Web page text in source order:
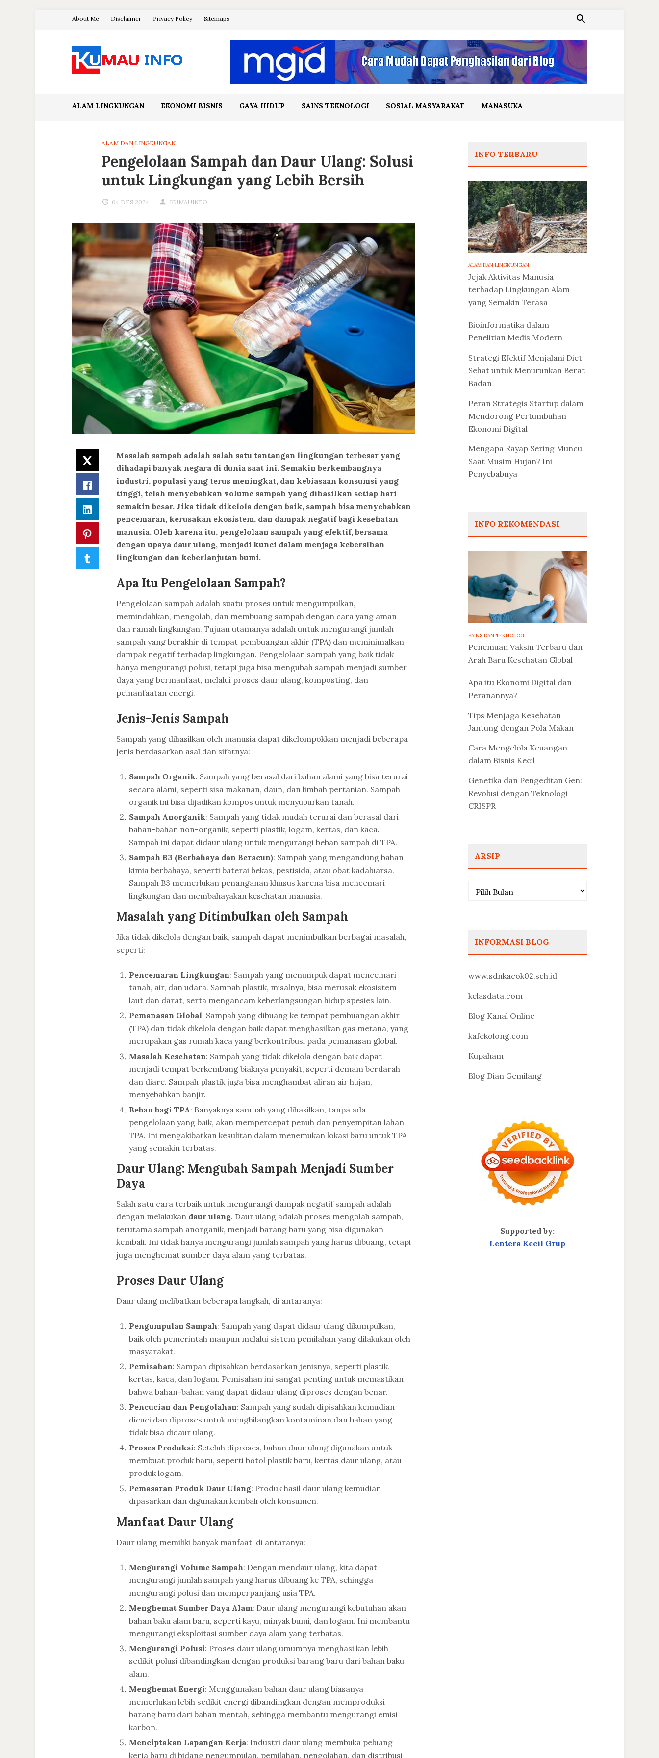
About Me Disclaimer Privacy Policy Sitemaps
ALAM LINGKUNGAN EKONOMI BISNIS GAYA HIDUP SAINS TEKNOLOGI SOSIAL MASYARAKAT MANASUKA
ALAM DAN LINGKUNGAN
Pengelolaan Sampah dan Daur Ulang: Solusi
untuk Lingkungan yang Lebih Bersih
04 DES 2024 KUMAUINFO
Twitter
Facebook
LinkedIn
Pinterest
Tumblr
Masalah sampah adalah salah satu tantangan lingkungan terbesar yang
dihadapi banyak negara di dunia saat ini. Semakin berkembangnya
industri, populasi yang terus meningkat, dan kebiasaan konsumsi yang
tinggi, telah menyebabkan volume sampah yang dihasilkan setiap hari
semakin besar. Jika tidak dikelola dengan baik, sampah bisa menyebabkan
pencemaran, kerusakan ekosistem, dan dampak negatif bagi kesehatan
manusia. Oleh karena itu, pengelolaan sampah yang efektif, bersama
dengan upaya daur ulang, menjadi kunci dalam menjaga kebersihan
lingkungan dan keberlanjutan bumi.
Apa Itu Pengelolaan Sampah?
Pengelolaan sampah adalah suatu proses untuk mengumpulkan,
memindahkan, mengolah, dan membuang sampah dengan cara yang aman
dan ramah lingkungan. Tujuan utamanya adalah untuk mengurangi jumlah
sampah yang berakhir di tempat pembuangan akhir (TPA) dan meminimalkan
dampak negatif terhadap lingkungan. Pengelolaan sampah yang baik tidak
hanya mengurangi polusi, tetapi juga bisa mengubah sampah menjadi sumber
daya yang bermanfaat, melalui proses daur ulang, komposting, dan
pemanfaatan energi.
Jenis-Jenis Sampah
Sampah yang dihasilkan oleh manusia dapat dikelompokkan menjadi beberapa
jenis berdasarkan asal dan sifatnya:
Sampah Organik: Sampah yang berasal dari bahan alami yang bisa terurai
secara alami, seperti sisa makanan, daun, dan limbah pertanian. Sampah
organik ini bisa dijadikan kompos untuk menyuburkan tanah.
Sampah Anorganik: Sampah yang tidak mudah terurai dan berasal dari
bahan-bahan non-organik, seperti plastik, logam, kertas, dan kaca.
Sampah ini dapat didaur ulang untuk mengurangi beban sampah di TPA.
Sampah B3 (Berbahaya dan Beracun): Sampah yang mengandung bahan
kimia berbahaya, seperti baterai bekas, pestisida, atau obat kadaluarsa.
Sampah B3 memerlukan penanganan khusus karena bisa mencemari
lingkungan dan membahayakan kesehatan manusia.
Masalah yang Ditimbulkan oleh Sampah
Jika tidak dikelola dengan baik, sampah dapat menimbulkan berbagai masalah,
seperti:
Pencemaran Lingkungan: Sampah yang menumpuk dapat mencemari
tanah, air, dan udara. Sampah plastik, misalnya, bisa merusak ekosistem
laut dan darat, serta mengancam keberlangsungan hidup spesies lain.
Pemanasan Global: Sampah yang dibuang ke tempat pembuangan akhir
(TPA) dan tidak dikelola dengan baik dapat menghasilkan gas metana, yang
merupakan gas rumah kaca yang berkontribusi pada pemanasan global.
Masalah Kesehatan: Sampah yang tidak dikelola dengan baik dapat
menjadi tempat berkembang biaknya penyakit, seperti demam berdarah
dan diare. Sampah plastik juga bisa menghambat aliran air hujan,
menyebabkan banjir.
Beban bagi TPA: Banyaknya sampah yang dihasilkan, tanpa ada
pengelolaan yang baik, akan mempercepat penuh dan penyempitan lahan
TPA. Ini mengakibatkan kesulitan dalam menemukan lokasi baru untuk TPA
yang semakin terbatas.
Daur Ulang: Mengubah Sampah Menjadi Sumber
Daya
Salah satu cara terbaik untuk mengurangi dampak negatif sampah adalah
dengan melakukan daur ulang. Daur ulang adalah proses mengolah sampah,
terutama sampah anorganik, menjadi barang baru yang bisa digunakan
kembali. Ini tidak hanya mengurangi jumlah sampah yang harus dibuang, tetapi
juga menghemat sumber daya alam yang terbatas.
Proses Daur Ulang
Daur ulang melibatkan beberapa langkah, di antaranya:
Pengumpulan Sampah: Sampah yang dapat didaur ulang dikumpulkan,
baik oleh pemerintah maupun melalui sistem pemilahan yang dilakukan oleh
masyarakat.
Pemisahan: Sampah dipisahkan berdasarkan jenisnya, seperti plastik,
kertas, kaca, dan logam. Pemisahan ini sangat penting untuk memastikan
bahwa bahan-bahan yang dapat didaur ulang diproses dengan benar.
Pencucian dan Pengolahan: Sampah yang sudah dipisahkan kemudian
dicuci dan diproses untuk menghilangkan kontaminan dan bahan yang
tidak bisa didaur ulang.
Proses Produksi: Setelah diproses, bahan daur ulang digunakan untuk
membuat produk baru, seperti botol plastik baru, kertas daur ulang, atau
produk logam.
Pemasaran Produk Daur Ulang: Produk hasil daur ulang kemudian
dipasarkan dan digunakan kembali oleh konsumen.
Manfaat Daur Ulang
Daur ulang memiliki banyak manfaat, di antaranya:
Mengurangi Volume Sampah: Dengan mendaur ulang, kita dapat
mengurangi jumlah sampah yang harus dibuang ke TPA, sehingga
mengurangi polusi dan memperpanjang usia TPA.
Menghemat Sumber Daya Alam: Daur ulang mengurangi kebutuhan akan
bahan baku alam baru, seperti kayu, minyak bumi, dan logam. Ini membantu
mengurangi eksploitasi sumber daya alam yang terbatas.
Mengurangi Polusi: Proses daur ulang umumnya menghasilkan lebih
sedikit polusi dibandingkan dengan produksi barang baru dari bahan baku
alam.
Menghemat Energi: Menggunakan bahan daur ulang biasanya
memerlukan lebih sedikit energi dibandingkan dengan memproduksi
barang baru dari bahan mentah, sehingga membantu mengurangi emisi
karbon.
Menciptakan Lapangan Kerja: Industri daur ulang membuka peluang
kerja baru di bidang pengumpulan, pemilahan, pengolahan, dan distribusi
INFO TERBARU
ALAM DAN LINGKUNGAN
Jejak Aktivitas Manusia
terhadap Lingkungan Alam
yang Semakin Terasa
Bioinformatika dalam
Penelitian Medis Modern
Strategi Efektif Menjalani Diet
Sehat untuk Menurunkan Berat
Badan
Peran Strategis Startup dalam
Mendorong Pertumbuhan
Ekonomi Digital
Mengapa Rayap Sering Muncul
Saat Musim Hujan? Ini
Penyebabnya
INFO REKOMENDASI
SAINS DAN TEKNOLOGI
Penemuan Vaksin Terbaru dan
Arah Baru Kesehatan Global
Apa itu Ekonomi Digital dan
Peranannya?
Tips Menjaga Kesehatan
Jantung dengan Pola Makan
Cara Mengelola Keuangan
dalam Bisnis Kecil
Genetika dan Pengeditan Gen:
Revolusi dengan Teknologi
CRISPR
ARSIP
Arsip
INFORMASI BLOG
www.sdnkacok02.sch.id
kelasdata.com
Blog Kanal Online
kafekolong.com
Kupaham
Blog Dian Gemilang
Supported by:
Lentera Kecil Grup